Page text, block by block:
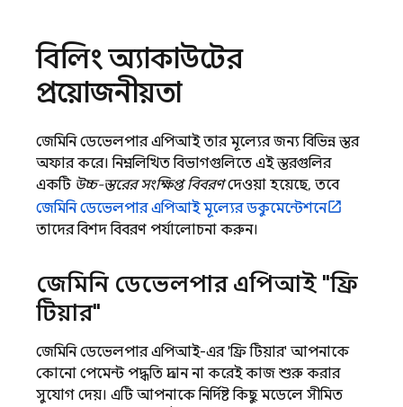
বিলিং অ্যাকাউন্টের
প্রয়োজনীয়তা
জেমিনি ডেভেলপার এপিআইতার মূল্যের জন্য বিভিন্ন স্তর
অফার করে। নিম্নলিখিত বিভাগগুলিতে এই স্তরগুলির
একটি উচ্চ-স্তরের সংক্ষিপ্ত বিবরণদেওয়া হয়েছে, তবে
জেমিনি ডেভেলপার এপিআইমূল্যের ডকুমেন্টেশনে
তাদের বিশদ বিবরণ পর্যালোচনা করুন।
জেমিনি ডেভেলপার এপিআই "ফ্রি
টিয়ার"
জেমিনি ডেভেলপার এপিআই-এর'ফ্রি টিয়ার' আপনাকে
কোনো পেমেন্ট পদ্ধতি প্রদান না করেই কাজ শুরু করার
সুযোগ দেয়। এটি আপনাকে নির্দিষ্ট কিছু মডেলে সীমিত